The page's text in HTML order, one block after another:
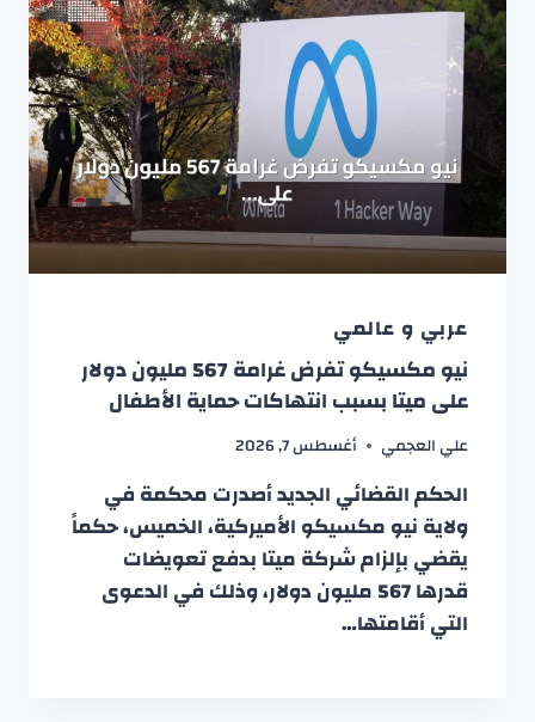
عربي و عالمي
نيو مكسيكو تفرض غرامة 567 مليون دولار
على ميتا بسبب انتهاكات حماية الأطفال
علي العجمي أغسطس 7, 2026
الحكم القضائي الجديد أصدرت محكمة في
ولاية نيو مكسيكو الأميركية، الخميس، حكماً
يقضي بإلزام شركة ميتا بدفع تعويضات
قدرها 567 مليون دولار، وذلك في الدعوى
التي أقامتها…